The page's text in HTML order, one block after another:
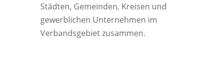
Städten, Gemeinden, Kreisen und
gewerblichen Unternehmen im
Verbandsgebiet zusammen.